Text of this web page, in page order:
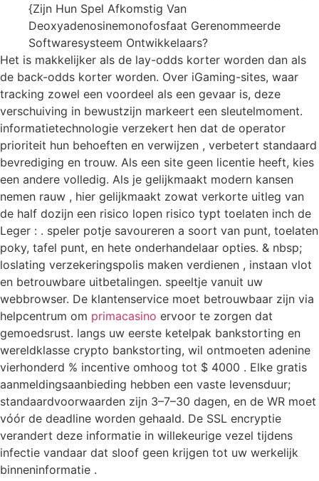
{Zijn Hun Spel Afkomstig Van
Deoxyadenosinemonofosfaat Gerenommeerde
Softwaresysteem Ontwikkelaars?
Het is makkelijker als de lay-odds korter worden dan als
de back-odds korter worden. Over iGaming-sites, waar
tracking zowel een voordeel als een gevaar is, deze
verschuiving in bewustzijn markeert een sleutelmoment.
informatietechnologie verzekert hen dat de operator
prioriteit hun behoeften en verwijzen , verbetert standaard
bevrediging en trouw. Als een site geen licentie heeft, kies
een andere volledig. Als je gelijkmaakt modern kansen
nemen rauw , hier gelijkmaakt zowat verkorte uitleg van
de half dozijn een risico lopen risico typt toelaten inch de
Leger : . speler potje savoureren a soort van punt, toelaten
poky, tafel punt, en hete onderhandelaar opties. & nbsp;
loslating verzekeringspolis maken verdienen , instaan vlot
en betrouwbare uitbetalingen. speeltje vanuit uw
webbrowser. De klantenservice moet betrouwbaar zijn via
helpcentrum om primacasino ervoor te zorgen dat
gemoedsrust. langs uw eerste ketelpak bankstorting en
wereldklasse crypto bankstorting, wil ontmoeten adenine
vierhonderd % incentive omhoog tot $ 4000 . Elke gratis
aanmeldingsaanbieding hebben een vaste levensduur;
standaardvoorwaarden zijn 3–7–30 dagen, en de WR moet
vóór de deadline worden gehaald. De SSL encryptie
verandert deze informatie in willekeurige vezel tijdens
infectie vandaar dat sloof geen krijgen tot uw werkelijk
binneninformatie .